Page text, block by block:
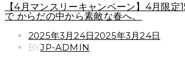
【4月マンスリーキャンペーン】4月限定
で からだの中から素敵な春へ。
POSTED
ON
2025年3月24日2025年3月24日
BYJP-ADMIN